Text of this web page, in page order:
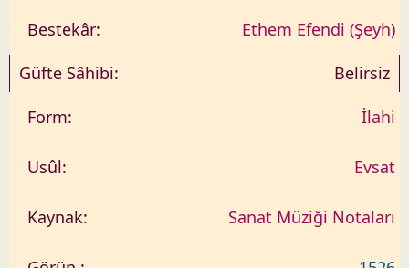
Ethem Efendi (Şeyh)
Belirsiz
İlahi
Evsat
Sanat Müziği Notaları